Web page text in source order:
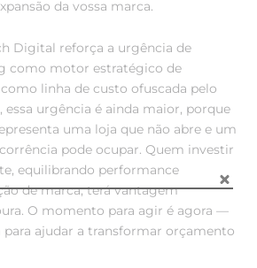
da vossa marca.
Digital reforça a urgência de
como motor estratégico de
linha de custo ofuscada pelo
essa urgência é ainda maior, porque
uma loja que não abre e um
pode ocupar. Quem investir
equilibrando performance
de marca, terá vantagem
O momento para agir é agora —
para ajudar a transformar orçamento